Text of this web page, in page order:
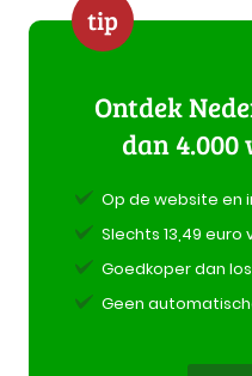
tip
Ontdek
dan
Op de website en
Slechts 13,49 euro
Goedkoper dan
Geen